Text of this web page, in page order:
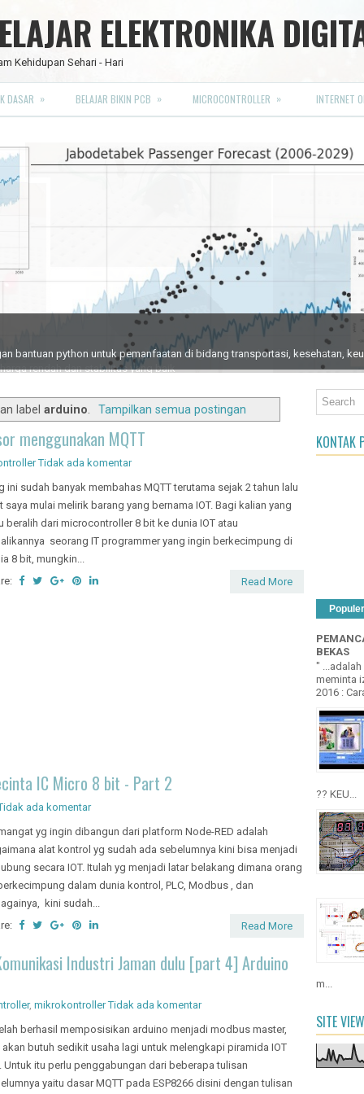
ELEKTRONIKA
Kehidupan Sehari - Hari
DASAR » BELAJAR BIKIN PCB » MICROCONTROLLER » INTERNET
bantuan python untuk pemanfaatan di bidang transportasi, kesehatan,
labelarduino. Tampilkan semua postingan
menggunakan MQTT
Tidak ada komentar
ini sudah banyak membahas MQTT terutama sejak 2 tahun lalu
saya mulai melirik barang yang bernama IOT. Bagi kalian yang
beralih dari microcontroller 8 bit ke dunia IOT atau
seorang IT programmer yang ingin berkecimpung di
IC Micro 8 bit - Part 2
ada komentar
yg ingin dibangun dari platform Node-RED adalah
alat kontrol yg sudah ada sebelumnya kini bisa menjadi
secara IOT. Itulah yg menjadi latar belakang dimana orang
dalam dunia kontrol, PLC, Modbus , dan
Read More
Industri Jaman dulu [part 4] Arduino
,mikrokontroller Tidak ada komentar
berhasil memposisikan arduino menjadi modbus master,
akan butuh sedikit usaha lagi untuk melengkapi piramida IOT
Populer
BEKAS
meminta
2016 :
?? KEU...
m...
SITE VIEW